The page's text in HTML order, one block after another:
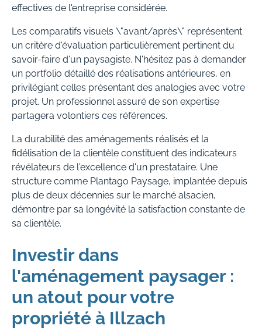
effectives de l'entreprise considérée.
Les comparatifs visuels \"avant/après\" représentent
un critère d'évaluation particulièrement pertinent du
savoir-faire d'un paysagiste. N'hésitez pas à demander
un portfolio détaillé des réalisations antérieures, en
privilégiant celles présentant des analogies avec votre
projet. Un professionnel assuré de son expertise
partagera volontiers ces références.
La durabilité des aménagements réalisés et la
fidélisation de la clientèle constituent des indicateurs
révélateurs de l'excellence d'un prestataire. Une
structure comme Plantago Paysage, implantée depuis
plus de deux décennies sur le marché alsacien,
démontre par sa longévité la satisfaction constante de
sa clientèle.
Investir dans
l'aménagement paysager :
un atout pour votre
propriété à Illzach